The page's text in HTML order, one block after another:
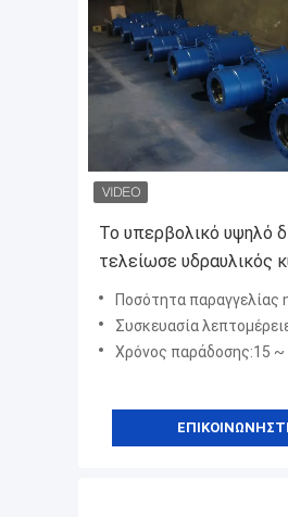
Το υπερβολικό υψηλό
τελείωσε υδραυλικός
για το σταθμό πυρηνικής
ενέργειας
Ποσότητα παραγγελίας min:1
Συσκευασία λεπτομέρειες:τυποποιημένο
Χρόνος παράδοσης:15 ~ 60 ημερών εξαρτάται